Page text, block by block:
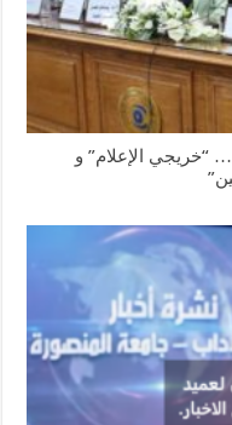
من العطاء… “خريجي الإعلام” و